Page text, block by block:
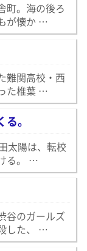
町。海の後ろ
が懐か …
難関高校・西
た椎葉 …
。
太陽は、転校
る。 …
谷のガールズ
した、 …